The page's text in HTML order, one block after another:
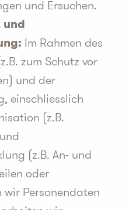
und Ersuchen.
und
Im Rahmen des
zum Schutz vor
und der
einschliesslich
(z.B.
(z.B. An- und
oder
wir Personendaten